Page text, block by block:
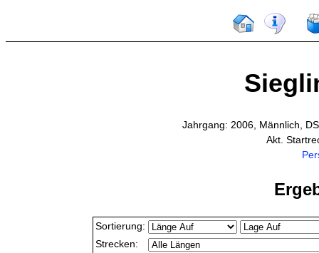
Jahrgang: 2006, Männlich,
Akt.
Sortierung:
Strecken: